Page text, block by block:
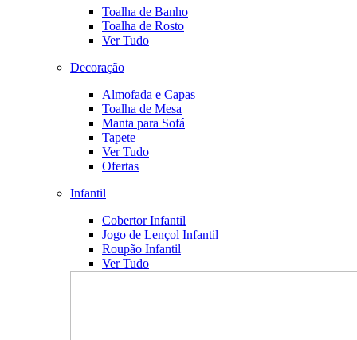
Toalha de Banho
Toalha de Rosto
Ver Tudo
Decoração
Almofada e Capas
Toalha de Mesa
Manta para Sofá
Tapete
Ver Tudo
Ofertas
Infantil
Cobertor Infantil
Jogo de Lençol Infantil
Roupão Infantil
Ver Tudo